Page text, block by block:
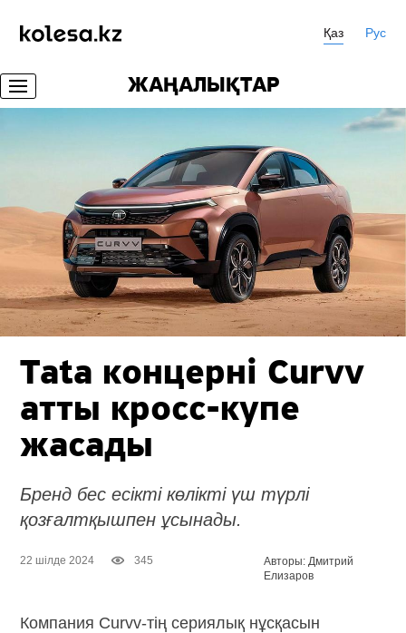
Қаз Рус
ЖАҢАЛЫҚТАР
Tata концерні Curvv
атты кросс-купе
жасады
Бренд бес есікті көлікті үш түрлі
қозғалтқышпен ұсынады.
22 шілде 2024 345
Авторы: Дмитрий
Елизаров
Компания Curvv-тің сериялық нұсқасын